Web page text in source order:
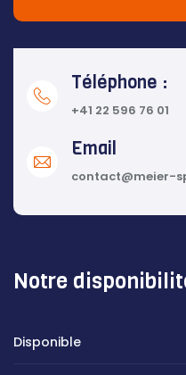
Téléphone :
+41 22 596 76 01
Email
contact@meier-
Notre
Disponible